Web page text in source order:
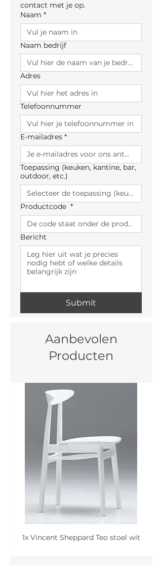
contact met je op.
Naam *
Naam bedrijf
Adres
Telefoonnummer
E-mailadres *
Toepassing (keuken, kantine, bar,
outdoor, etc.)
Productcode *
Bericht
Submit
Aanbevolen
Producten
1x Vincent Sheppard Teo stoel wit